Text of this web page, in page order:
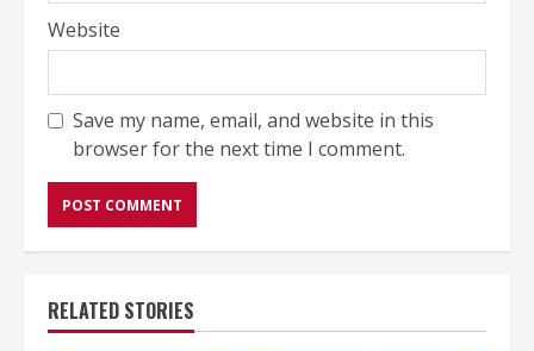
Website
Save my name, email, and website in this
browser for the next time I comment.
RELATED STORIES